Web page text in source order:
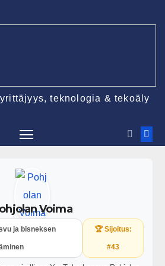
teknologia & tekoäly
Voima
ja bisneksen 🏆 Sijoitus:
#43